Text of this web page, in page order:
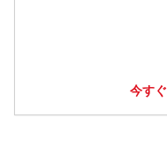
今す